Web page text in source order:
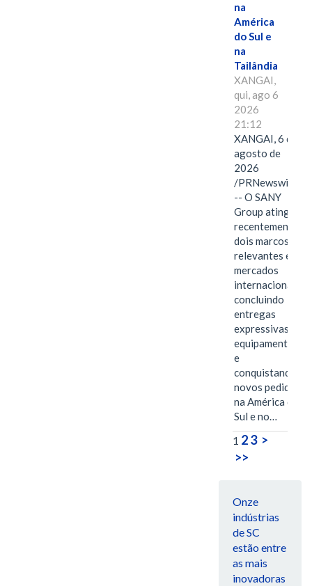
na
América
do Sul e
na
Tailândia
XANGAI,
qui, ago 6
2026
21:12
XANGAI, 6 de
agosto de
2026
/PRNewswire/
-- O SANY
Group atingiu
recentemente
dois marcos
relevantes em
mercados
internacionais,
concluindo
entregas
expressivas de
equipamentos
e
conquistando
novos pedidos
na América do
Sul e no…
1 23 >
>>
Onze
indústrias
de SC
estão entre
as mais
inovadoras